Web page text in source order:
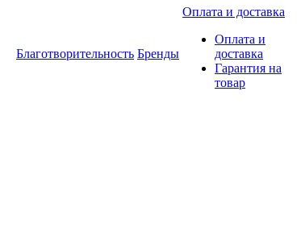
Благотворительность Бренды
Оплата и доставка
Оплата и
доставка
Гарантия на
товар